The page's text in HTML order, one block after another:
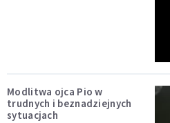
Modlitwa ojca Pio w
trudnych i beznadziejnych
sytuacjach